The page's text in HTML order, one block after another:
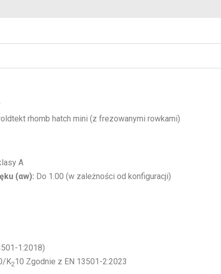
rhomb hatch mini (z frezowanymi rowkami)
A
(αw): Do 1.00 (w zależności od konfiguracji)
1:2018)
K210 Zgodnie z EN 13501-2:2023